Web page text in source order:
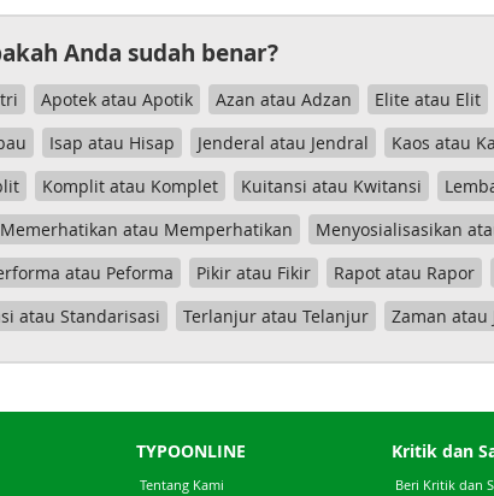
Anda sudah benar?
Apotek atau Apotik Azan atau Adzan Elite atau Elit
Isap atau Hisap Jenderal atau Jendral Kaos atau
Komplit atau Komplet Kuitansi atau Kwitansi
Memerhatikan atau Memperhatikan
Menyosialisasikan
atau Peforma Pikir atau Fikir Rapot atau Rapor
atau Standarisasi Terlanjur atau Telanjur Zaman atau
TYPOONLINE
Tentang Kami
Kritik dan
Beri Kritik dan